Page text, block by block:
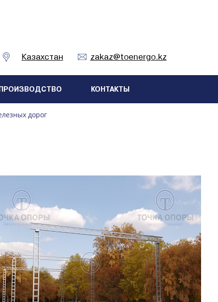
Казахстан zakaz@toenergo.kz
ПРОИЗВОДСТВО КОНТАКТЫ
дорог